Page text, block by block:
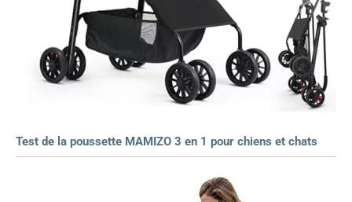
Test de la poussette MAMIZO 3 en 1 pour chiens et chats